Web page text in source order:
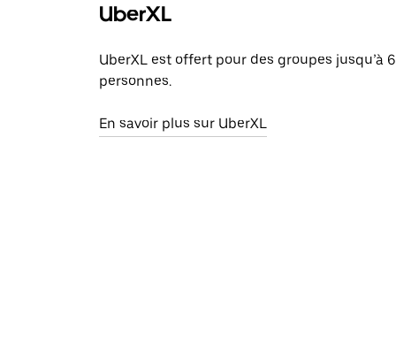
UberXL
UberXL est offert pour des groupes jusqu’à 6
personnes.
En savoir plus sur UberXL